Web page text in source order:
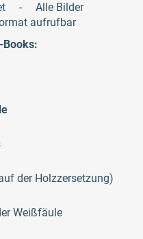
- Alle Bilder
aufrufbar
Books:
der Holzzersetzung)
Weißfäule